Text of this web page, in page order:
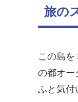
旅の
この島
の都オー
ふと気付